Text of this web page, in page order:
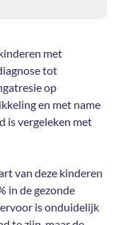
met
tot
op
en met name
is vergeleken met
van deze kinderen
in de gezonde
is onduidelijk